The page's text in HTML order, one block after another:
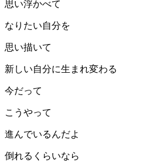
思い浮かべて
なりたい自分を
思い描いて
新しい自分に生まれ変わる
今だって
こうやって
進んでいるんだよ
倒れるくらいなら